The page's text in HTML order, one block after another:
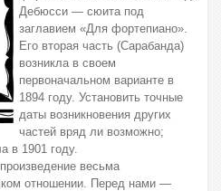
Дебюсси — сюита под
заглавием «Для фортепиано».
Его вторая часть (Сарабанда)
возникла в своем
первоначальном варианте в
1894 году. Установить точные
даты возникновения других
частей вряд ли возможно;
в 1901 году.
весьма
отношении. Перед нами —